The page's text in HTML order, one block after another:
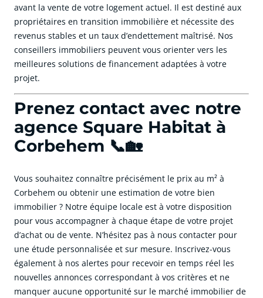
avant la vente de votre logement actuel. Il est destiné aux
propriétaires en transition immobilière et nécessite des
revenus stables et un taux d’endettement maîtrisé. Nos
conseillers immobiliers peuvent vous orienter vers les
meilleures solutions de financement adaptées à votre
projet.
Prenez contact avec notre
agence Square Habitat à
Corbehem 📞🏡
Vous souhaitez connaître précisément le prix au m² à
Corbehem ou obtenir une estimation de votre bien
immobilier ? Notre équipe locale est à votre disposition
pour vous accompagner à chaque étape de votre projet
d’achat ou de vente. N’hésitez pas à nous contacter pour
une étude personnalisée et sur mesure. Inscrivez-vous
également à nos alertes pour recevoir en temps réel les
nouvelles annonces correspondant à vos critères et ne
manquer aucune opportunité sur le marché immobilier de